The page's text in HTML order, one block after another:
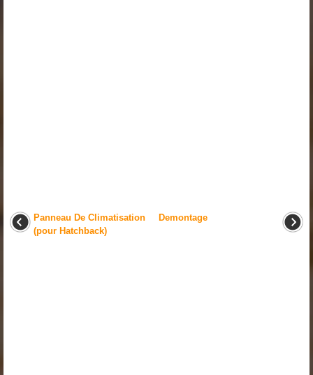
Panneau De Climatisation
(pour Hatchback)
Demontage